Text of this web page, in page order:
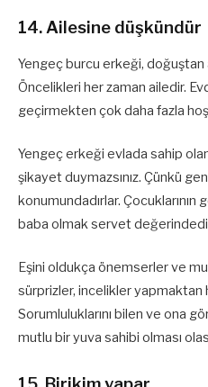
14. Ailesine düşkündür
Yengeç burcu erkeği, doğuştan
Öncelikleri her zaman ailedir.
geçirmekten çok daha fazla
Yengeç erkeği evlada sahip
şikayet duymazsınız. Çünkü
konumundadırlar.
baba olmak servet
Eşini oldukça önemserler ve
sürprizler, incelikler yapmaktan
Sorumluluklarını bilen ve ona
mutlu bir yuva sahibi olması